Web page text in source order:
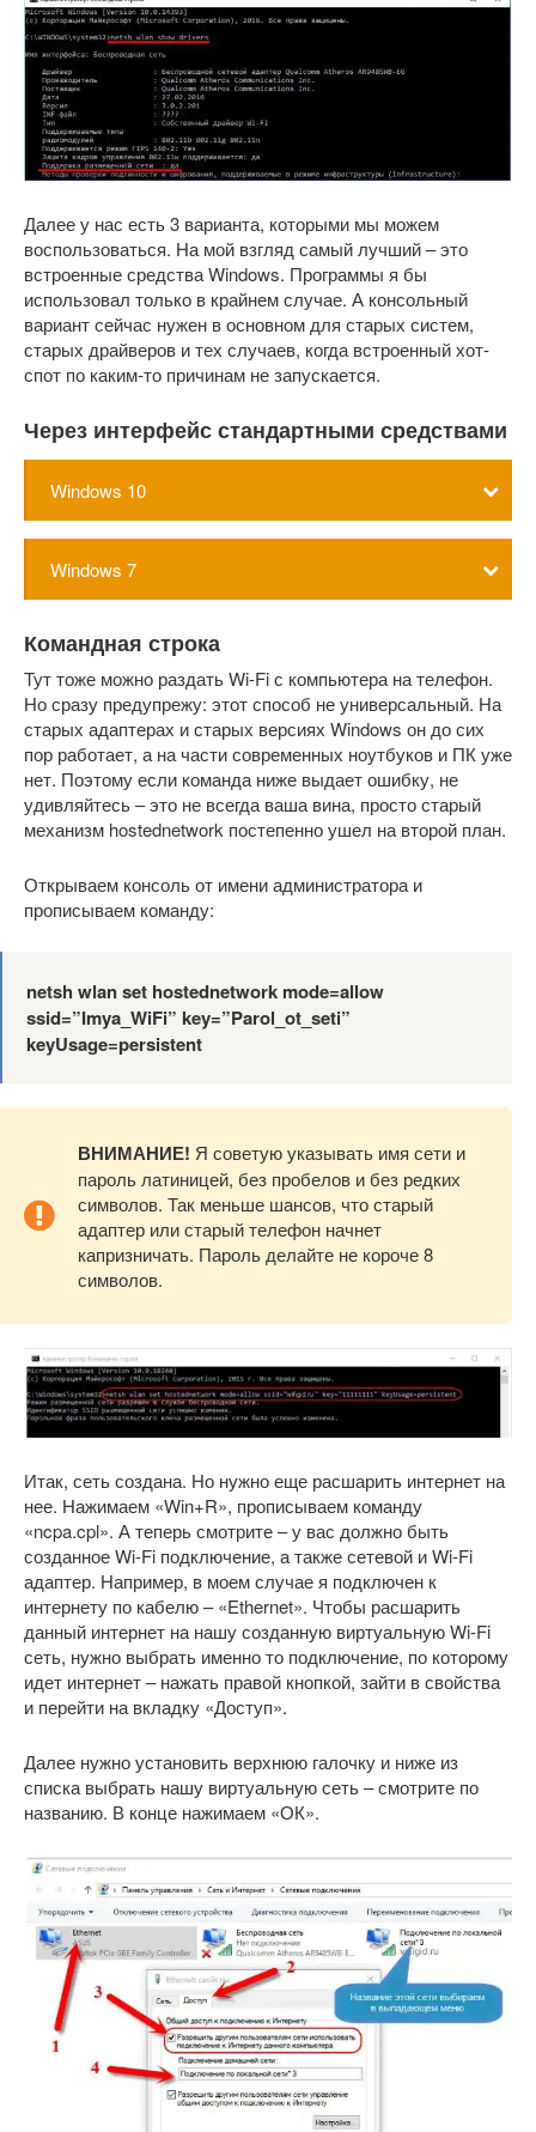
Далее у нас есть 3 варианта, которыми мы можем
воспользоваться. На мой взгляд самый лучший – это
встроенные средства Windows. Программы я бы
использовал только в крайнем случае. А консольный
вариант сейчас нужен в основном для старых систем,
старых драйверов и тех случаев, когда встроенный хот-
спот по каким-то причинам не запускается.
Через интерфейс стандартными средствами
Windows 10
Windows 7
Командная строка
Тут тоже можно раздать Wi-Fi с компьютера на телефон.
Но сразу предупрежу: этот способ не универсальный. На
старых адаптерах и старых версиях Windows он до сих
пор работает, а на части современных ноутбуков и ПК уже
нет. Поэтому если команда ниже выдает ошибку, не
удивляйтесь – это не всегда ваша вина, просто старый
механизм hostednetwork постепенно ушел на второй план.
Открываем консоль от имени администратора и
прописываем команду:
netsh wlan set hostednetwork mode=allow
ssid=”Imya_WiFi” key=”Parol_ot_seti”
keyUsage=persistent
ВНИМАНИЕ! Я советую указывать имя сети и
пароль латиницей, без пробелов и без редких
символов. Так меньше шансов, что старый
адаптер или старый телефон начнет
капризничать. Пароль делайте не короче 8
символов.
Итак, сеть создана. Но нужно еще расшарить интернет на
нее. Нажимаем «Win+R», прописываем команду
«ncpa.cpl». А теперь смотрите – у вас должно быть
созданное Wi-Fi подключение, а также сетевой и Wi-Fi
адаптер. Например, в моем случае я подключен к
интернету по кабелю – «Ethernet». Чтобы расшарить
данный интернет на нашу созданную виртуальную Wi-Fi
сеть, нужно выбрать именно то подключение, по которому
идет интернет – нажать правой кнопкой, зайти в свойства
и перейти на вкладку «Доступ».
Далее нужно установить верхнюю галочку и ниже из
списка выбрать нашу виртуальную сеть – смотрите по
названию. В конце нажимаем «ОК».